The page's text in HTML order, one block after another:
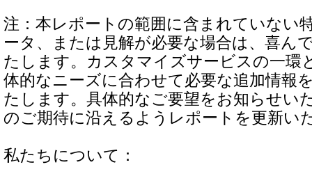
注：本レポートの範囲に含まれていない
ータ、または見解が必要な場合は、喜ん
たします。カスタマイズサービスの一環
体的なニーズに合わせて必要な追加情報
たします。具体的なご要望をお知らせい
のご期待に沿えるようレポートを更新い
私たちについて：